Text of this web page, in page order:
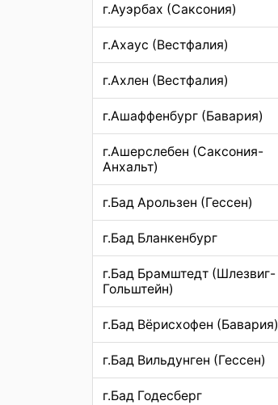
г.Ауэрбах (Саксония)
г.Ахаус (Вестфалия)
г.Ахлен (Вестфалия)
г.Ашаффенбург (Бавария)
г.Ашерслебен (Саксония-
Анхальт)
г.Бад Арользен (Гессен)
г.Бад Бланкенбург
г.Бад Брамштедт (Шлезвиг-
Гольштейн)
г.Бад Вёрисхофен (Бавария)
г.Бад Вильдунген (Гессен)
г.Бад Годесберг